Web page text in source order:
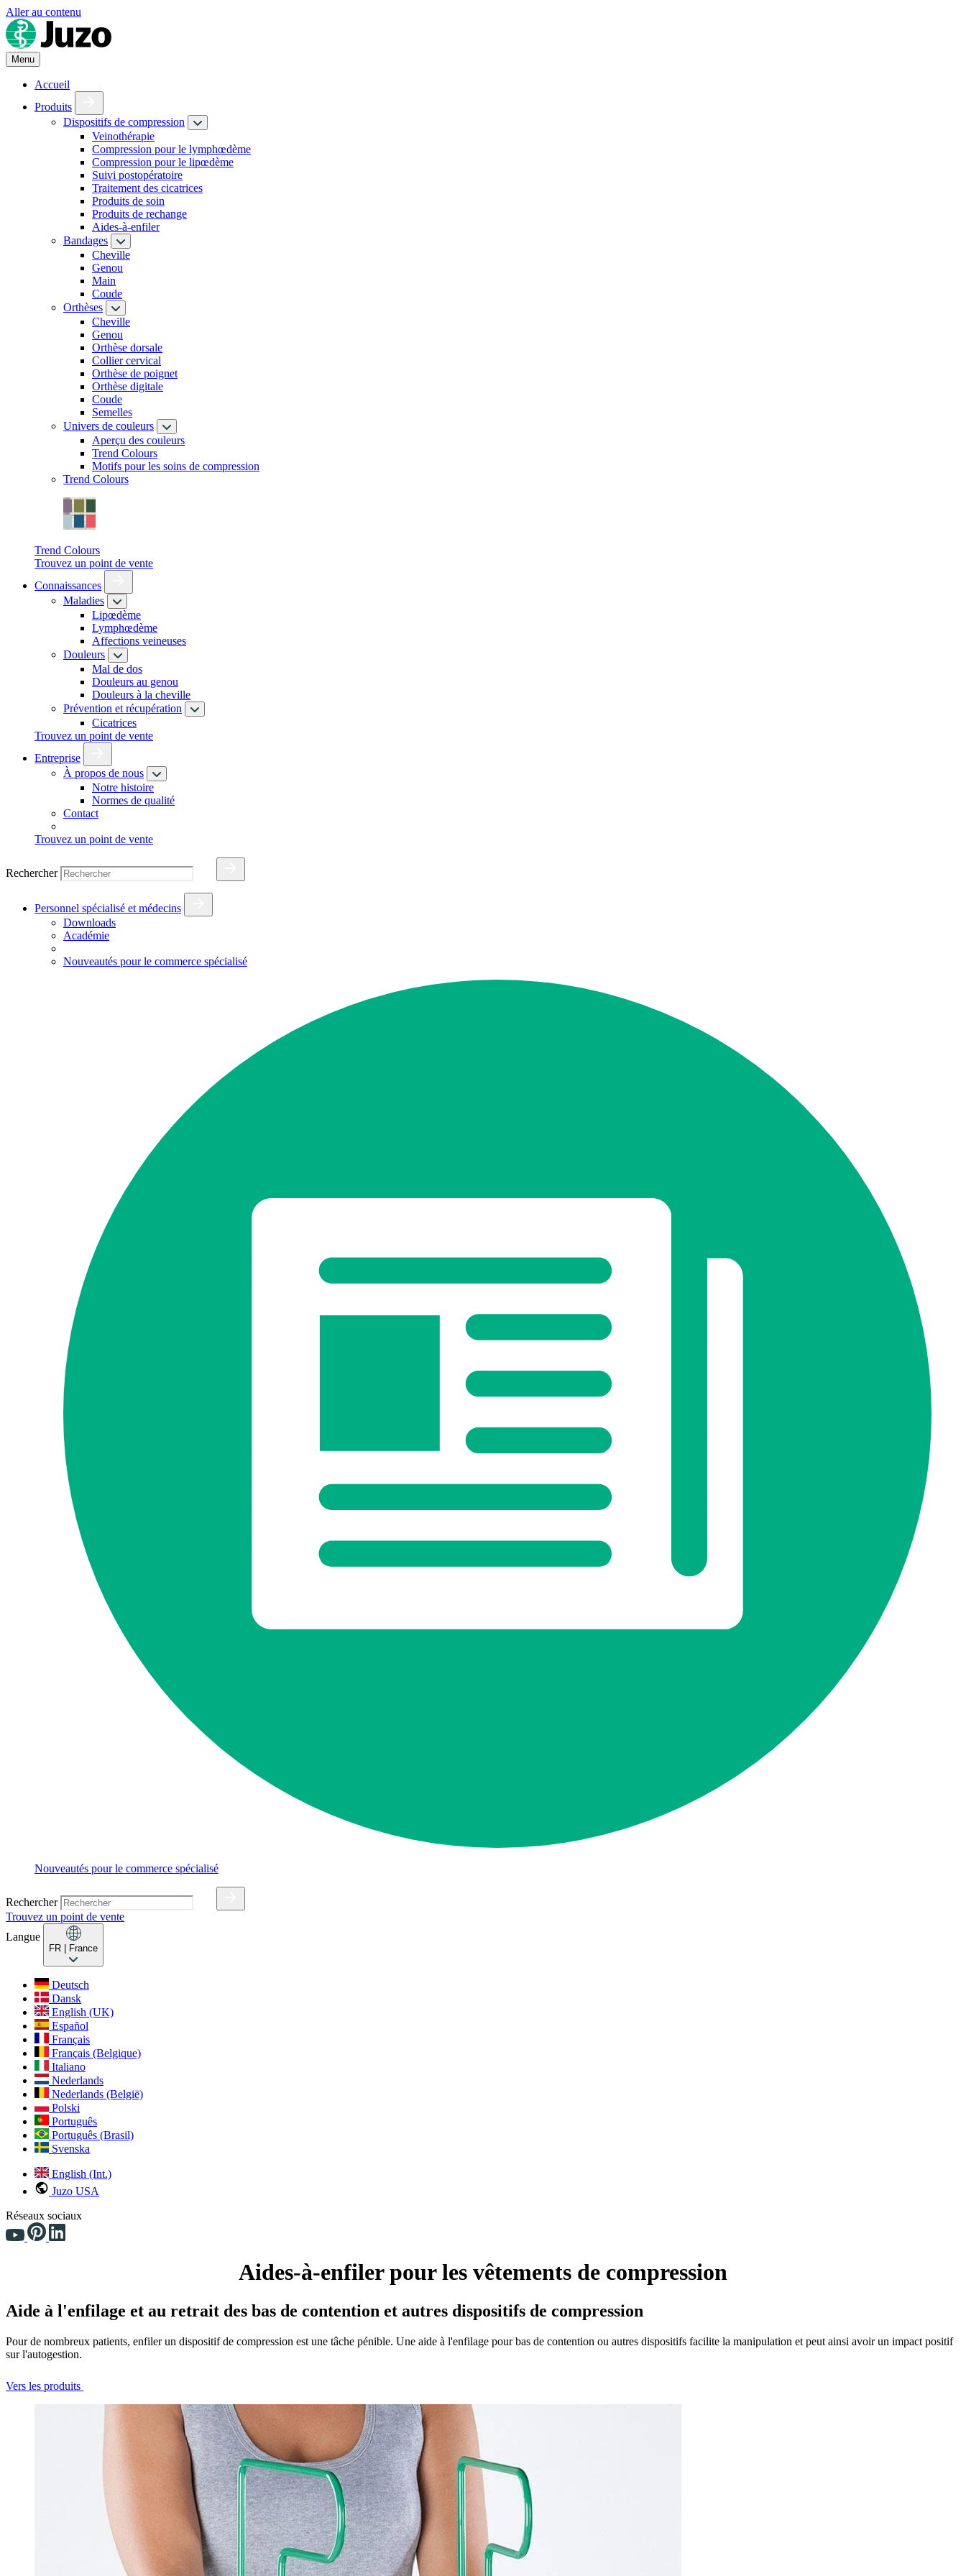
Aller au contenu
Menu
Accueil
Produits
Dispositifs de compression
Veinothérapie
Compression pour le lymphœdème
Compression pour le lipœdème
Suivi postopératoire
Traitement des cicatrices
Produits de soin
Produits de rechange
Aides-à-enfiler
Bandages
Cheville
Genou
Main
Coude
Orthèses
Cheville
Genou
Orthèse dorsale
Collier cervical
Orthèse de poignet
Orthèse digitale
Coude
Semelles
Univers de couleurs
Aperçu des couleurs
Trend Colours
Motifs pour les soins de compression
Trend Colours
Trend Colours
Trouvez un point de vente
Connaissances
Maladies
Lipœdème
Lymphœdème
Affections veineuses
Douleurs
Mal de dos
Douleurs au genou
Douleurs à la cheville
Prévention et récupération
Cicatrices
Trouvez un point de vente
Entreprise
À propos de nous
Notre histoire
Normes de qualité
Contact
Trouvez un point de vente
Rechercher
Personnel spécialisé et médecins
Downloads
Académie
Nouveautés pour le commerce spécialisé
Nouveautés pour le commerce spécialisé
Rechercher
Trouvez un point de vente
Langue
FR | France
Deutsch
Dansk
English (UK)
Español
Français
Français (Belgique)
Italiano
Nederlands
Nederlands (België)
Polski
Português
Português (Brasil)
Svenska
English (Int.)
Juzo USA
Réseaux sociaux
Aides-à-enfiler pour les vêtements de compression
Aide à l'enfilage et au retrait des bas de contention et autres dispositifs de compression
Pour de nombreux patients, enfiler un dispositif de compression est une tâche pénible. Une aide à l'enfilage pour bas de contention ou autres dispositifs facilite la manipulation et peut ainsi avoir un impact positif
sur l'autogestion.
Vers les produits